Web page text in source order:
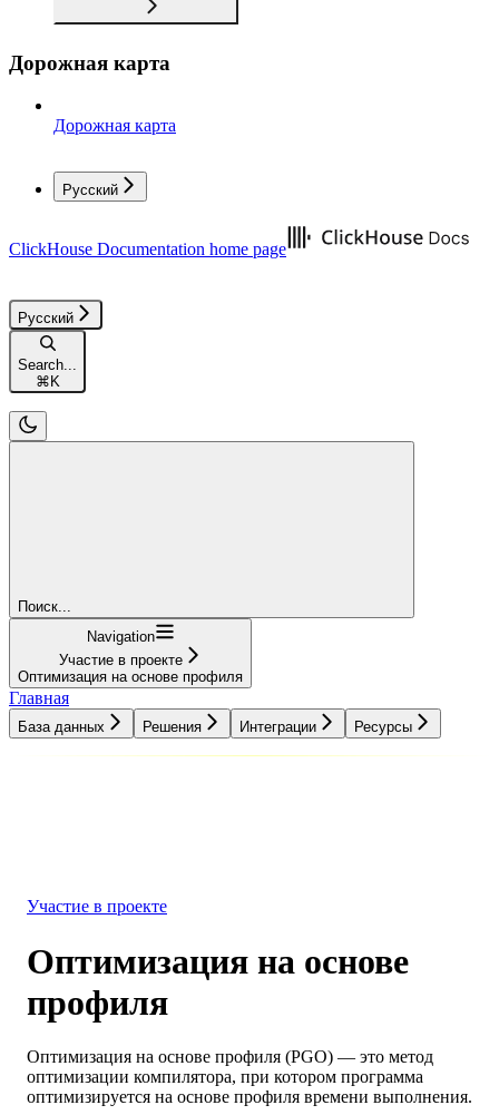
Дорожная карта
Дорожная карта
Русский
ClickHouse Documentation home page
Русский
Search...
⌘ K
Поиск...
Navigation
Участие в проекте
Оптимизация на основе профиля
Главная
База данных Решения Интеграции Ресурсы
Участие в проекте
Оптимизация на основе
профиля
Оптимизация на основе профиля (PGO) — это метод
оптимизации компилятора, при котором программа
оптимизируется на основе профиля времени выполнения.